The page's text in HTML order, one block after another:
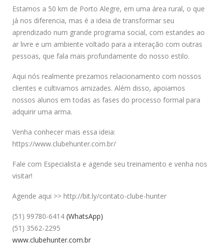
Estamos a 50 km de Porto Alegre, em uma área rural, o que
já nos diferencia, mas é a ideia de transformar seu
aprendizado num grande programa social, com estandes ao
ar livre e um ambiente voltado para a interação com outras
pessoas, que fala mais profundamente do nosso estilo.
Aqui nós realmente prezamos relacionamento com nossos
clientes e cultivamos amizades. Além disso, apoiamos
nossos alunos em todas as fases do processo formal para
adquirir uma arma.
Venha conhecer mais essa ideia:
https://www.clubehunter.com.br/
Fale com Especialista e agende seu treinamento e venha nos
visitar!
Agende aqui >> http://bit.ly/contato-clube-hunter
(51) 99780-6414 (WhatsApp)
(51) 3562-2295
www.clubehunter.com.br